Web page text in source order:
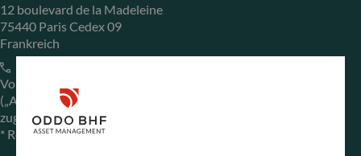
12 boulevard de la Madeleine
75440 Paris Cedex 09
Frankreich
Von der französischen Finanzmarktaufsichtsbehörde
(„Autorité des Marchés Financiers“) unter der Nr. GP 99011
zugelassene Fondsverwaltungsgesellschaft
* Rechtlich verantwortlich für die Inhalte der Internetseite